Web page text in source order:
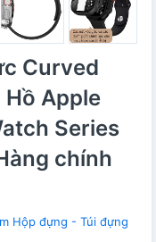
Curved
Hồ Apple
Series
chính
Hộp đựng - Túi đựng